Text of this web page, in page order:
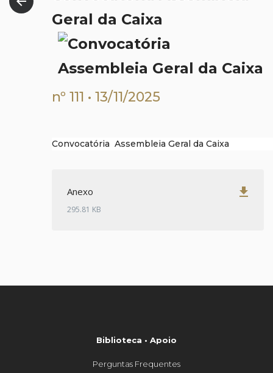
Geral da Caixa
nº 111 • 13/11/2025
Convocatória Assembleia Geral da Caixa
Anexo
295.81 KB
get_app
Biblioteca • Apoio
Perguntas Frequentes